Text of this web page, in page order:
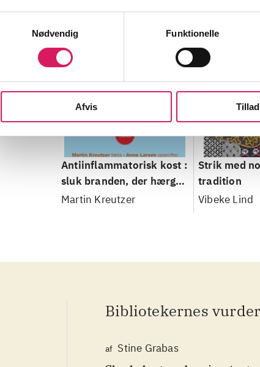
Nødvendig
Funktionelle
Afvis
Antiinflammatorisk kost :
sluk branden, der hærger
kroppen indefra
Martin Kreutzer
Strik med
tradition
Vibeke Lind
Bibliotekernes
af Stine Grabas